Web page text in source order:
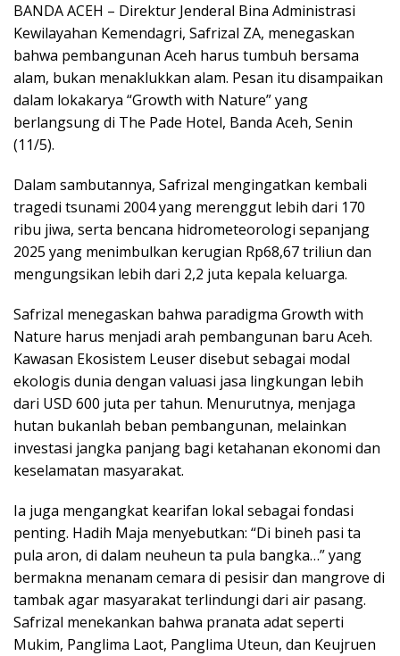
BANDA ACEH – Direktur Jenderal Bina Administrasi
Kewilayahan Kemendagri, Safrizal ZA, menegaskan
bahwa pembangunan Aceh harus tumbuh bersama
alam, bukan menaklukkan alam. Pesan itu disampaikan
dalam lokakarya “Growth with Nature” yang
berlangsung di The Pade Hotel, Banda Aceh, Senin
(11/5).
Dalam sambutannya, Safrizal mengingatkan kembali
tragedi tsunami 2004 yang merenggut lebih dari 170
ribu jiwa, serta bencana hidrometeorologi sepanjang
2025 yang menimbulkan kerugian Rp68,67 triliun dan
mengungsikan lebih dari 2,2 juta kepala keluarga.
Safrizal menegaskan bahwa paradigma Growth with
Nature harus menjadi arah pembangunan baru Aceh.
Kawasan Ekosistem Leuser disebut sebagai modal
ekologis dunia dengan valuasi jasa lingkungan lebih
dari USD 600 juta per tahun. Menurutnya, menjaga
hutan bukanlah beban pembangunan, melainkan
investasi jangka panjang bagi ketahanan ekonomi dan
keselamatan masyarakat.
Ia juga mengangkat kearifan lokal sebagai fondasi
penting. Hadih Maja menyebutkan: “Di bineh pasi ta
pula aron, di dalam neuheun ta pula bangka…” yang
bermakna menanam cemara di pesisir dan mangrove di
tambak agar masyarakat terlindungi dari air pasang.
Safrizal menekankan bahwa pranata adat seperti
Mukim, Panglima Laot, Panglima Uteun, dan Keujruen